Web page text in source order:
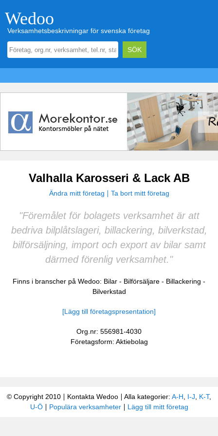
Wedoo
Verksamhetsbeskrivningar för svenska företag
Valhalla Karosseri & Lack AB
Ändra mitt företag Ta bort mitt företag
"Föremålet för bolagets verksamhet är att
bedriva bilplåtslageri, billackering, bilverkstad,
bilförsäljning, import och export av bilar samt
därmed förenlig verksamhet."
Finns i branscher på Wedoo: Bilar - Bilförsäljare - Billackering -
Bilverkstad
[Lägg till företagspresentation]
Org.nr: 556981-4030
Företagsform: Aktiebolag
© Copyright 2010 Kontakta Wedoo Alla kategorier: A-H I-J K-T,
U-Ö
Populära verksamheter Lägg till mitt företag